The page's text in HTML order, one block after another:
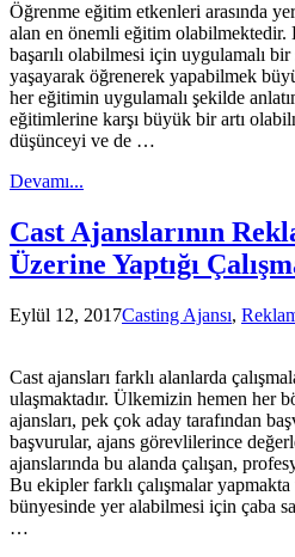
Öğrenme eğitim etkenleri arasında
alan en önemli eğitim
başarılı olabilmesi için uygulamalı
yaşayarak öğrenerek yapabilmek
her eğitimin uygulamalı şekilde
eğitimlerine karşı büyük bir artı
düşünceyi ve de …
Devamı...
Cast Ajanslarının
Üzerine Yaptığı
Eylül 12, 2017Casting Ajansı,
Cast ajansları farklı alanlarda
ulaşmaktadır. Ülkemizin hemen her
ajansları, pek çok aday tarafından
başvurular, ajans görevlilerince
ajanslarında bu alanda çalışan,
Bu ekipler farklı çalışmalar yapmakta
bünyesinde yer alabilmesi için çaba
…